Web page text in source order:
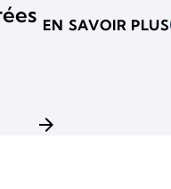
EN SAVOIR PLUS
arrow_forward